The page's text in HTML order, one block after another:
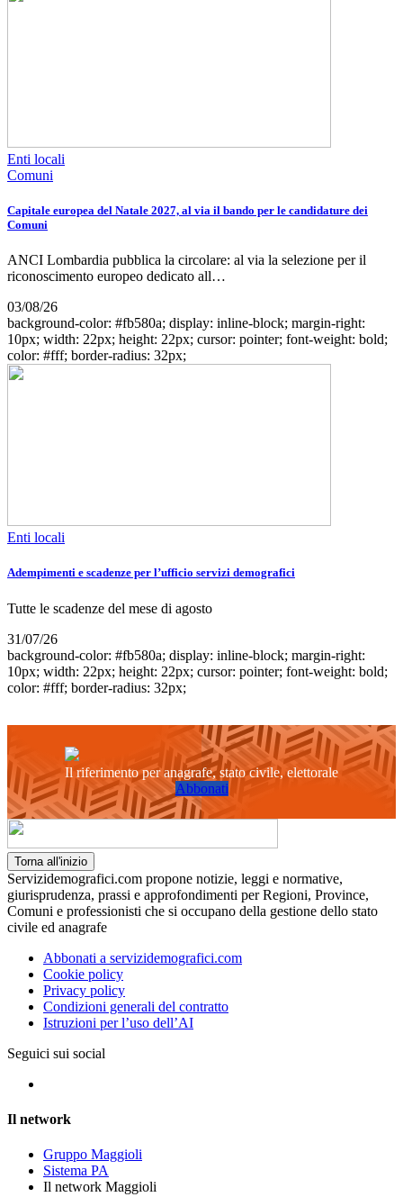
Enti locali
Comuni
Capitale europea del Natale 2027, al via il bando per le candidature dei
Comuni
ANCI Lombardia pubblica la circolare: al via la selezione per il
riconoscimento europeo dedicato all…
03/08/26
background-color: #fb580a; display: inline-block; margin-right:
10px; width: 22px; height: 22px; cursor: pointer; font-weight: bold;
color: #fff; border-radius: 32px;
Enti locali
Adempimenti e scadenze per l’ufficio servizi demografici
Tutte le scadenze del mese di agosto
31/07/26
background-color: #fb580a; display: inline-block; margin-right:
10px; width: 22px; height: 22px; cursor: pointer; font-weight: bold;
color: #fff; border-radius: 32px;
Il riferimento per anagrafe, stato civile, elettorale
Abbonati
Torna all'inizio
Servizidemografici.com propone notizie, leggi e normative,
giurisprudenza, prassi e approfondimenti per Regioni, Province,
Comuni e professionisti che si occupano della gestione dello stato
civile ed anagrafe
Abbonati a servizidemografici.com
Cookie policy
Privacy policy
Condizioni generali del contratto
Istruzioni per l’uso dell’AI
Seguici sui social
Il network
Gruppo Maggioli
Sistema PA
Il network Maggioli